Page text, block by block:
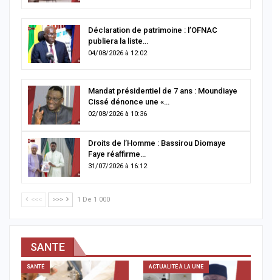
Déclaration de patrimoine : l’OFNAC
publiera la liste…
04/08/2026 à 12:02
Mandat présidentiel de 7 ans : Moundiaye
Cissé dénonce une «…
02/08/2026 à 10:36
Droits de l’Homme : Bassirou Diomaye
Faye réaffirme…
31/07/2026 à 16:12
<<< >>> 1 De 1 000
SANTE
SANTÉ ACTUALITÉ À LA UNE